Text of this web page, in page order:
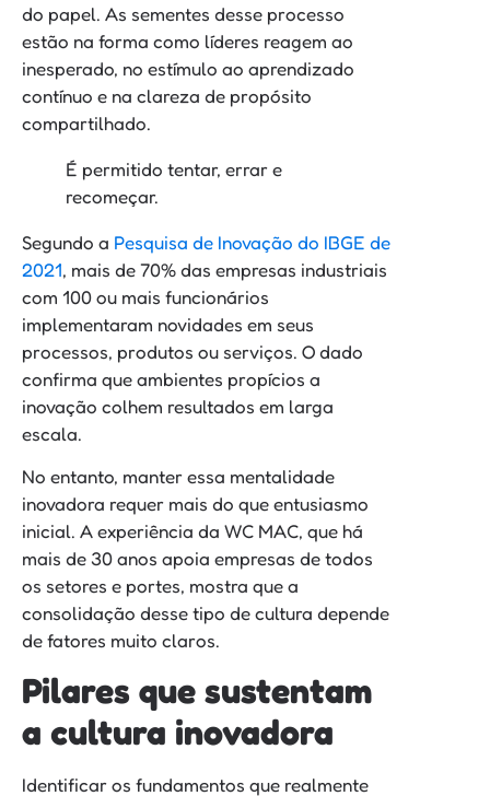
do papel. As sementes desse processo
estão na forma como líderes reagem ao
inesperado, no estímulo ao aprendizado
contínuo e na clareza de propósito
compartilhado.
É permitido tentar, errar e
recomeçar.
Segundo a Pesquisa de Inovação do IBGE de
2021, mais de 70% das empresas industriais
com 100 ou mais funcionários
implementaram novidades em seus
processos, produtos ou serviços. O dado
confirma que ambientes propícios a
inovação colhem resultados em larga
escala.
No entanto, manter essa mentalidade
inovadora requer mais do que entusiasmo
inicial. A experiência da WC MAC, que há
mais de 30 anos apoia empresas de todos
os setores e portes, mostra que a
consolidação desse tipo de cultura depende
de fatores muito claros.
Pilares que sustentam
a cultura inovadora
Identificar os fundamentos que realmente